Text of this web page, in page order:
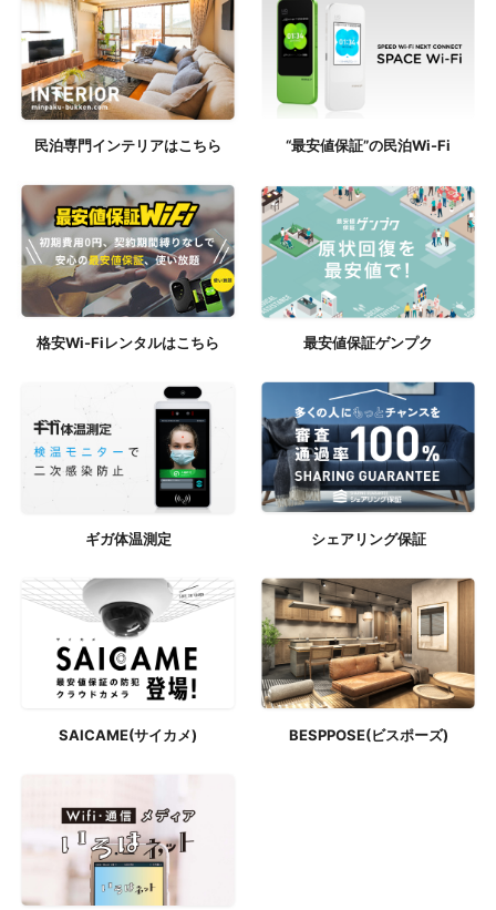
民泊専門インテリアはこちら “最安値保証”の民泊Wi-Fi
格安Wi-Fiレンタルはこちら 最安値保証ゲンプク
ギガ体温測定 シェアリング保証
SAICAME(サイカメ) BESPPOSE(ビスポーズ)